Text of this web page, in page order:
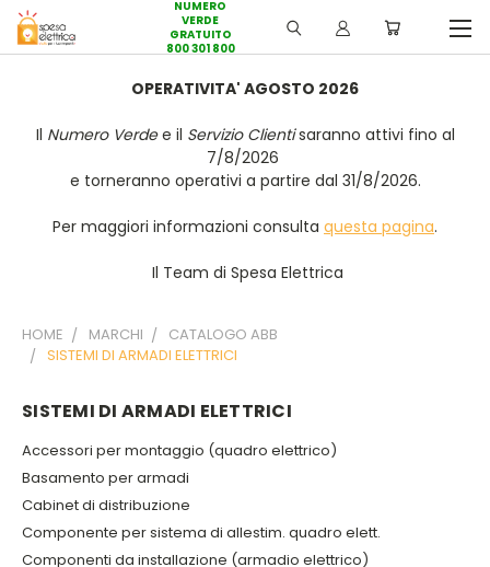
NUMERO
VERDE
GRATUITO
800 301 800
OPERATIVITA' AGOSTO 2026
Il Numero Verdee il Servizio Clientisaranno attivi fino al
7/8/2026
e torneranno operativi a partire dal 31/8/2026.
Per maggiori informazioni consulta questa pagina.
Il Team di Spesa Elettrica
HOME MARCHI
CATALOGO ABB
SISTEMI DI ARMADI ELETTRICI
SISTEMI DI ARMADI ELETTRICI
Accessori per montaggio (quadro elettrico)
Basamento per armadi
Cabinet di distribuzione
Componente per sistema di allestim. quadro elett.
Componenti da installazione (armadio elettrico)